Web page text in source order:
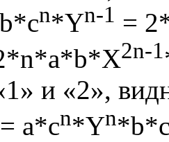
n*Yn-1 =
2n-1
и «2»,
= a*cn*Yn